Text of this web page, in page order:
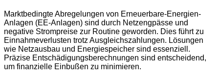
Marktbedingte Abregelungen von Erneuerbare-Energien-
Anlagen (EE-Anlagen) sind durch Netzengpässe und
negative Strompreise zur Routine geworden. Dies führt zu
Einnahmeverlusten trotz Ausgleichszahlungen. Lösungen
wie Netzausbau und Energiespeicher sind essenziell.
Präzise Entschädigungsberechnungen sind entscheidend,
um finanzielle Einbußen zu minimieren.